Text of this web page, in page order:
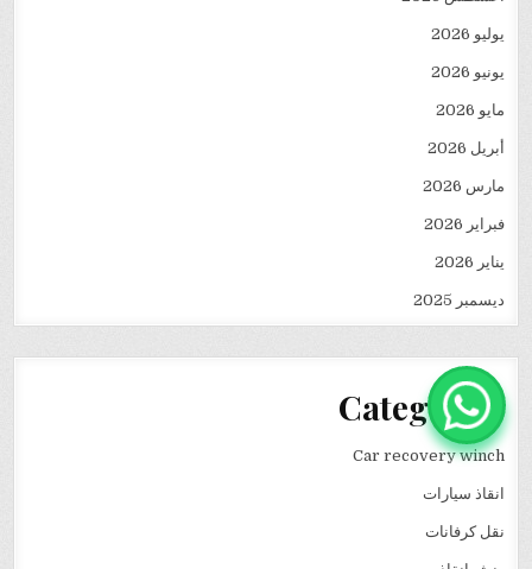
يوليو 2026
يونيو 2026
مايو 2026
أبريل 2026
مارس 2026
فبراير 2026
يناير 2026
ديسمبر 2025
Categories
Car recovery winch
انقاذ سيارات
نقل كرفانات